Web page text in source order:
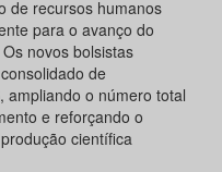
de recursos humanos
para o avanço do
novos bolsistas
de
ampliando o número total
e reforçando o
científica